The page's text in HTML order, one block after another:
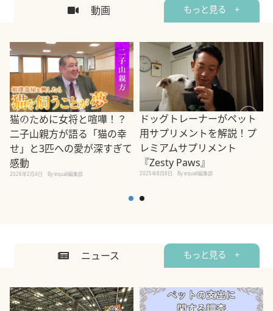
動画 もっと見る +
猫のために女将と喧嘩！？
二子山親方が語る「猫の幸
せ」と3匹への愛が深すぎて
感動
2026年2月4日 By equall編集部
ドッグトレーナーがペット
用サプリメントを解説！プ
レミアムサプリメント
『Zesty Paws』
2025年8月8日 By equall編集部
ニュース もっと見る +